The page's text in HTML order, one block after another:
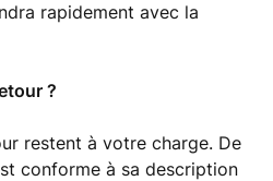
rapidement avec la
?
restent à votre charge. De
conforme à sa description